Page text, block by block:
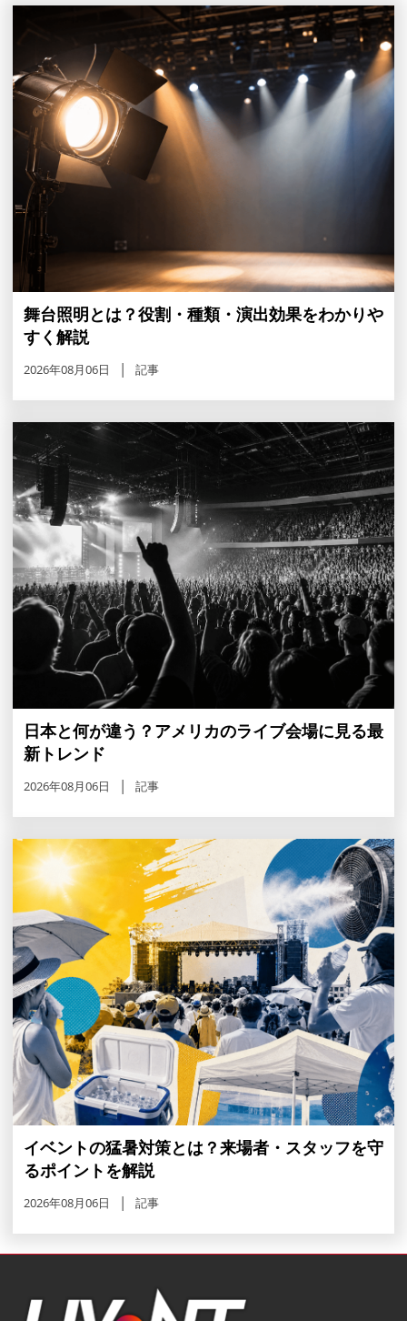
舞台照明とは？役割・種類・演出効果をわかりや
すく解説
2026年08月06日 記事
日本と何が違う？アメリカのライブ会場に見る最
新トレンド
2026年08月06日 記事
イベントの猛暑対策とは？来場者・スタッフを守
るポイントを解説
2026年08月06日 記事